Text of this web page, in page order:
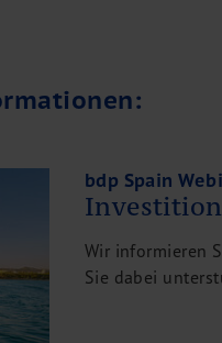
bdp Spain
Wir informieren
Sie dabei